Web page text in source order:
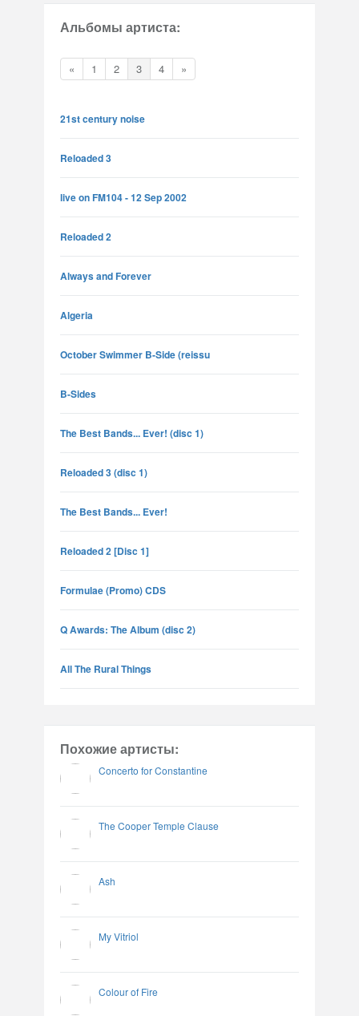
Альбомы артиста:
« 1 2 3 4 »
21st century noise
Reloaded 3
live on FM104 - 12 Sep 2002
Reloaded 2
Always and Forever
Algeria
October Swimmer B-Side (reissu
B-Sides
The Best Bands... Ever! (disc 1)
Reloaded 3 (disc 1)
The Best Bands... Ever!
Reloaded 2 [Disc 1]
Formulae (Promo) CDS
Q Awards: The Album (disc 2)
All The Rural Things
Похожие артисты:
Concerto for Constantine
The Cooper Temple Clause
Ash
My Vitriol
Colour of Fire